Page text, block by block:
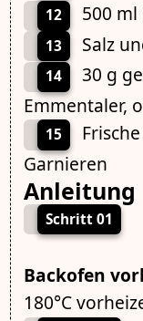
12 500
13 Salz
14
30 g
Emmentaler,
15
Garnieren
Anleitung
Schritt 01
Backofen
180°C